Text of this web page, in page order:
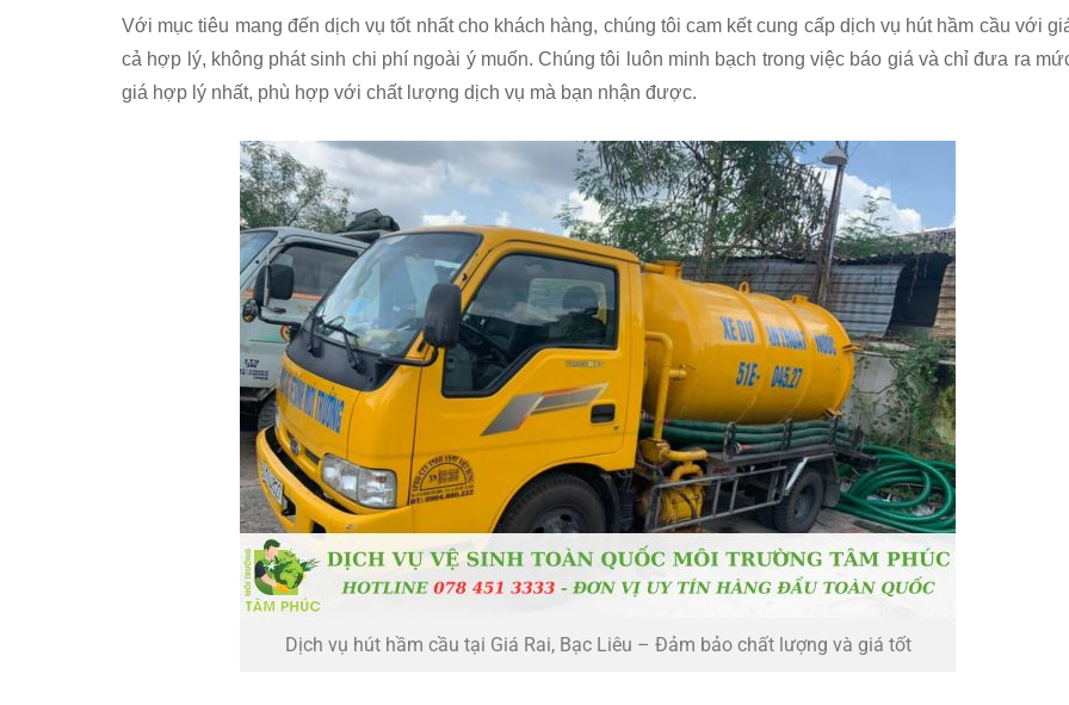
Với mục tiêu mang đến dịch vụ tốt nhất cho khách hàng, chúng tôi cam kết cung cấp dịch vụ hút hầm cầu với
cả hợp lý, không phát sinh chi phí ngoài ý muốn. Chúng tôi luôn minh bạch trong việc báo giá và chỉ đưa ra
giá hợp lý nhất, phù hợp với chất lượng dịch vụ mà bạn nhận được.
Dịch vụ hút hầm cầu tại Giá Rai, Bạc Liêu – Đảm bảo chất lượng và giá tốt